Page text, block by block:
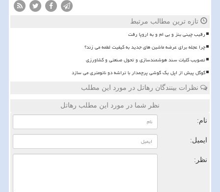
تازه ترین مطالب مرتبط
رقیب چینی بنز و بی ام و به اروپا رفت
چرا عجله برای عرضه ماشین های جدید به کیفیت لطمه می زند؟
تصویب کلیات سند هوشمندسازی و تحول صنعتی و کشاورزی
گوگل پیش از اپل یک گوشی پرچمدار با تراشه دو نانومتری می سازد
نظرات بینندگان رهاتل در مورد این مطلب
نظر شما در مورد این مطلب رهاتل
نام:
ایمیل:
نظر: